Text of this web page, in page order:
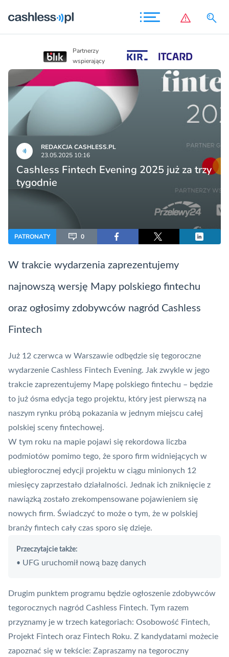
Partnerzy
wspierający
REDAKCJA CASHLESS.PL
23.05.2025 10:16
Cashless Fintech Evening 2025 już za trzy
tygodnie
PATRONATY 0
W trakcie wydarzenia zaprezentujemy
najnowszą wersję Mapy polskiego fintechu
oraz ogłosimy zdobywców nagród Cashless
Fintech
Już 12 czerwca w Warszawie odbędzie się tegoroczne
wydarzenie Cashless Fintech Evening. Jak zwykle w jego
trakcie zaprezentujemy Mapę polskiego fintechu – będzie
to już ósma edycja tego projektu, który jest pierwszą na
naszym rynku próbą pokazania w jednym miejscu całej
polskiej sceny fintechowej.
W tym roku na mapie pojawi się rekordowa liczba
podmiotów pomimo tego, że sporo firm widniejących w
ubiegłorocznej edycji projektu w ciągu minionych 12
miesięcy zaprzestało działalności. Jednak ich zniknięcie z
nawiązką zostało zrekompensowane pojawieniem się
nowych firm. Świadczyć to może o tym, że w polskiej
branży fintech cały czas sporo się dzieje.
Przeczytajcie także:
• UFG uruchomił nową bazę danych
Drugim punktem programu będzie ogłoszenie zdobywców
tegorocznych nagród Cashless Fintech. Tym razem
przyznamy je w trzech kategoriach: Osobowość Fintech,
Projekt Fintech oraz Fintech Roku. Z kandydatami możecie
zapoznać się w tekście: Zapraszamy na tegoroczny